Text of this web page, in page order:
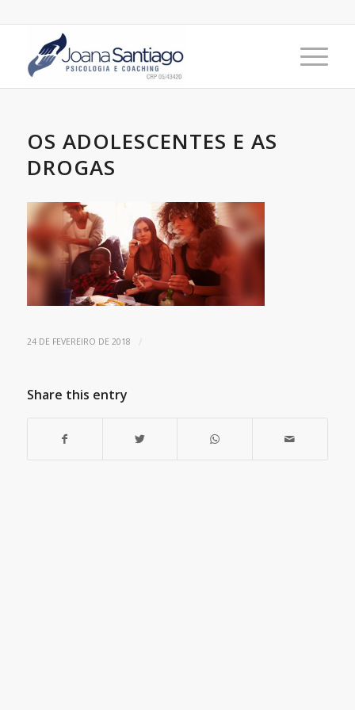
OS ADOLESCENTES E AS
DROGAS
24 DE FEVEREIRO DE 2018 /
Share this entry